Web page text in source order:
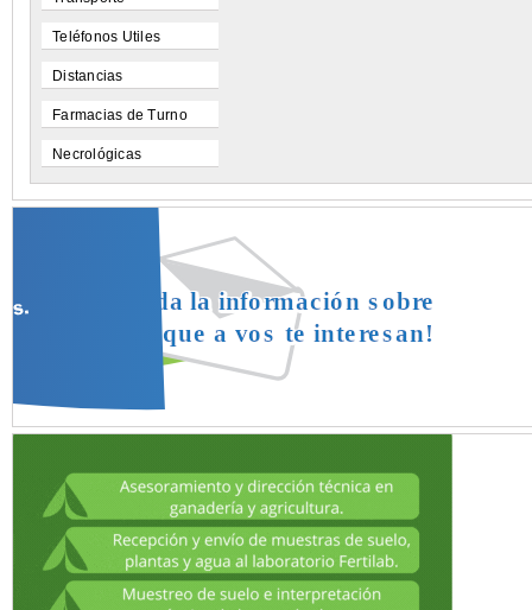
Teléfonos Utiles
Distancias
Farmacias de Turno
Necrológicas